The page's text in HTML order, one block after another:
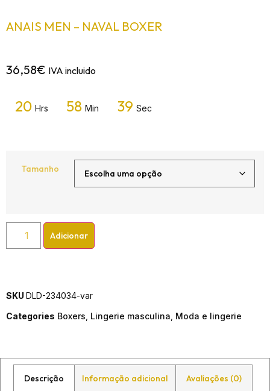
ANAIS MEN – NAVAL BOXER
36,58€ IVA incluido
20 Hrs 58 Min 39 Sec
Tamanho
Adicionar
SKU DLD-234034-var
Categories Boxers Lingerie masculina Moda e lingerie
Descrição Informação adicional Avaliações (0)